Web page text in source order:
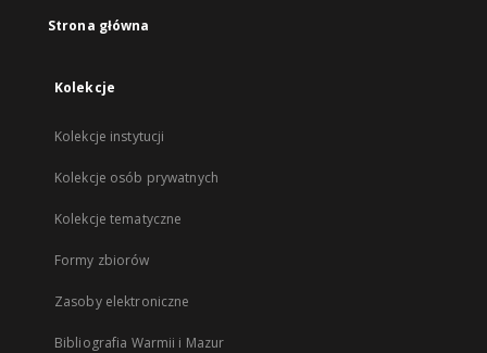
Strona główna
Kolekcje
Kolekcje instytucji
Kolekcje osób prywatnych
Kolekcje tematyczne
Formy zbiorów
Zasoby elektroniczne
Bibliografia Warmii i Mazur